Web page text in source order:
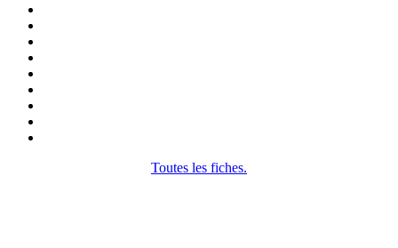
Toutes les fiches.